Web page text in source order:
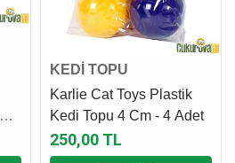
KEDİ TOPU
Karlie Cat Toys Plastik
Kedi Topu 4 Cm - 4 Adet
250,00 TL